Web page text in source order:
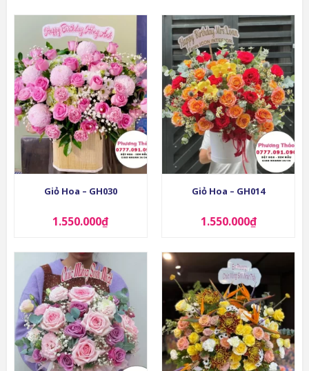
Giỏ Hoa – GH030
1.550.000₫
Giỏ Hoa – GH014
1.550.000₫